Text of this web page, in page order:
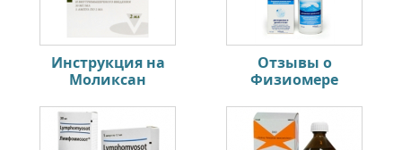
Инструкция на
Моликсан
Отзывы о
Физиомере